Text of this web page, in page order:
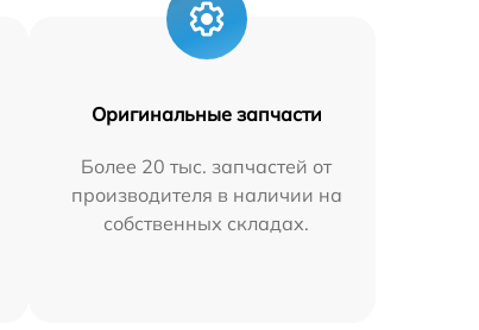
Оригинальные запчасти
Более 20 тыс. запчастей от
производителя в наличии на
собственных складах.